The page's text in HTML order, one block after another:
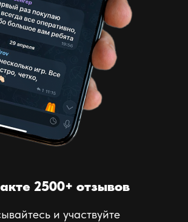
2500+ отзывов
и участвуйте